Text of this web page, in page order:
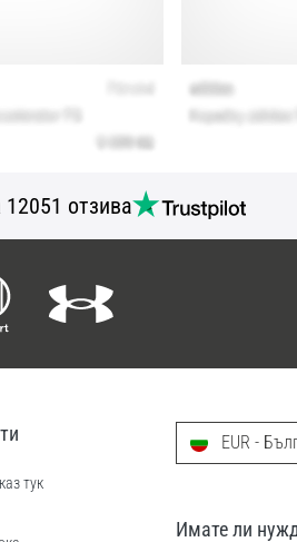
12051 отзива
тук
EUR -
Имате ли